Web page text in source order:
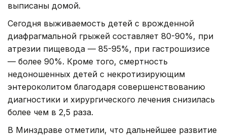
выписаны домой.
Сегодня выживаемость детей с врожденной
диафрагмальной грыжей составляет 80-90%, при
атрезии пищевода — 85-95%, при гастрошизисе
— более 90%. Кроме того, смертность
недоношенных детей с некротизирующим
энтероколитом благодаря совершенствованию
диагностики и хирургического лечения снизилась
более чем в 2,5 раза.
В Минздраве отметили, что дальнейшее развитие